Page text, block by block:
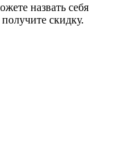
назвать себя
скидку.